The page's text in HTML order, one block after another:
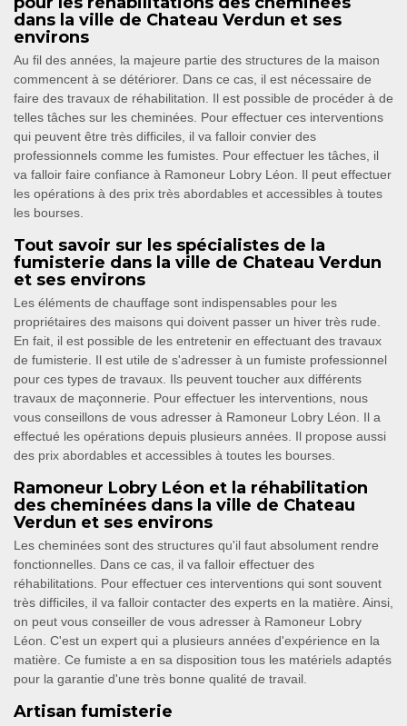
dans la ville de Chateau Verdun et ses
environs
Au fil des années, la majeure partie des structures de la maison
commencent à se détériorer. Dans ce cas, il est nécessaire de
faire des travaux de réhabilitation. Il est possible de procéder à de
telles tâches sur les cheminées. Pour effectuer ces interventions
qui peuvent être très difficiles, il va falloir convier des
professionnels comme les fumistes. Pour effectuer les tâches, il
va falloir faire confiance à Ramoneur Lobry Léon. Il peut effectuer
les opérations à des prix très abordables et accessibles à toutes
les bourses.
Tout savoir sur les spécialistes de la
fumisterie dans la ville de Chateau Verdun
et ses environs
Les éléments de chauffage sont indispensables pour les
propriétaires des maisons qui doivent passer un hiver très rude.
En fait, il est possible de les entretenir en effectuant des travaux
de fumisterie. Il est utile de s'adresser à un fumiste professionnel
pour ces types de travaux. Ils peuvent toucher aux différents
travaux de maçonnerie. Pour effectuer les interventions, nous
vous conseillons de vous adresser à Ramoneur Lobry Léon. Il a
effectué les opérations depuis plusieurs années. Il propose aussi
des prix abordables et accessibles à toutes les bourses.
Ramoneur Lobry Léon et la réhabilitation
des cheminées dans la ville de Chateau
Verdun et ses environs
Les cheminées sont des structures qu'il faut absolument rendre
fonctionnelles. Dans ce cas, il va falloir effectuer des
réhabilitations. Pour effectuer ces interventions qui sont souvent
très difficiles, il va falloir contacter des experts en la matière. Ainsi,
on peut vous conseiller de vous adresser à Ramoneur Lobry
Léon. C'est un expert qui a plusieurs années d'expérience en la
matière. Ce fumiste a en sa disposition tous les matériels adaptés
pour la garantie d'une très bonne qualité de travail.
Artisan fumisterie